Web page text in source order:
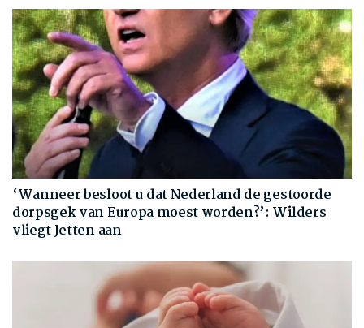
‘Wanneer besloot u dat Nederland de gestoorde
dorpsgek van Europa moest worden?’: Wilders
vliegt Jetten aan